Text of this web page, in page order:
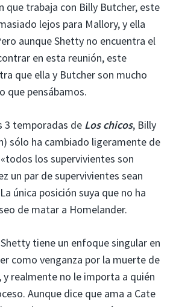
que trabaja con Billy Butcher, este
lejos para Mallory, y ella
aunque Shetty no encuentra el
en esta reunión, este
que ella y Butcher son mucho
que pensábamos.
3 temporadas de Los chicos, Billy
sólo ha cambiado ligeramente de
los supervivientes son
un par de supervivientes sean
única posición suya que no ha
de matar a Homelander.
tiene un enfoque singular en
como venganza por la muerte de
y realmente no le importa a quién
Aunque dice que ama a Cate